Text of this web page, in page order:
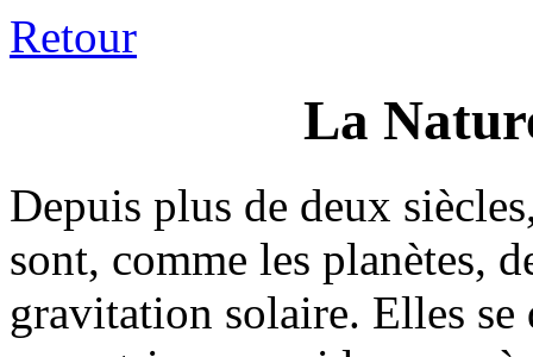
Retour
La
Depuis plus de deux
sont, comme les planètes,
gravitation solaire. Elles se